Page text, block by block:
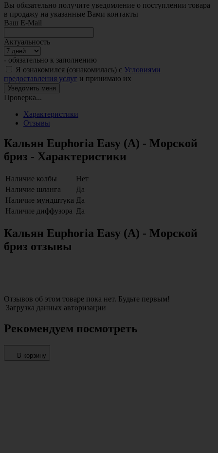
Вы обязательно получите уведомление о поступлении товара
в продажу на указанные Вами контакты
Ваш E-Mail
Актуальность
- обязательно к заполнению
Я ознакомился (ознакомилась) с Условиями
предоставления услуг и принимаю их
Проверка...
Характеристики
Отзывы
Кальян Euphoria Easy (А) - Морской
бриз - Характеристики
Наличие колбы
Нет
Наличие шланга
Да
Наличие мундштука Да
Наличие диффузора Да
Кальян Euphoria Easy (А) - Морской
бриз отзывы
Отзывов об этом товаре пока нет. Будьте первым!
Загрузка данных авторизации
Рекомендуем посмотреть
В корзину